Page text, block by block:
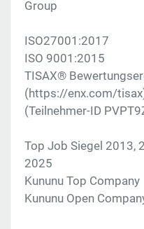
Group
ISO27001:2017
ISO 9001:2015
TISAX®
(https://enx.com/
(Teilnehmer-ID
Top Job Siegel 2013,
2025
Kununu Top Company
Kununu Open